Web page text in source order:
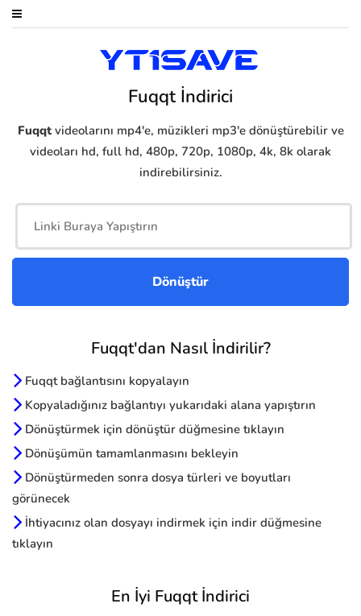
Fuqqt İndirici
Fuqqtvideolarını mp4'e, müzikleri mp3'e dönüştürebilir ve
videoları hd, full hd, 480p, 720p, 1080p, 4k, 8k olarak
indirebilirsiniz.
Fuqqt'dan Nasıl İndirilir?
Fuqqt bağlantısını kopyalayın
Kopyaladığınız bağlantıyı yukarıdaki alana yapıştırın
Dönüştürmek için dönüştür düğmesine tıklayın
Dönüşümün tamamlanmasını bekleyin
Dönüştürmeden sonra dosya türleri ve boyutları
görünecek
İhtiyacınız olan dosyayı indirmek için indir düğmesine
tıklayın
En İyi Fuqqt İndirici